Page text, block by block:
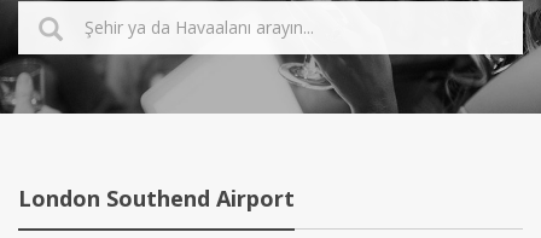
London Southend Airport